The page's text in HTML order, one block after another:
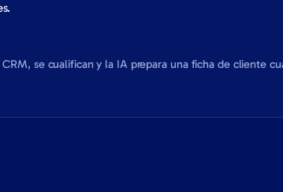
se cualifican y la IA prepara una ficha de cliente